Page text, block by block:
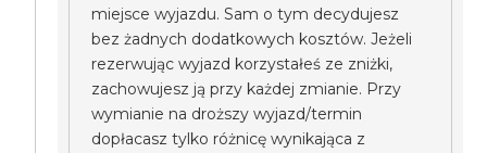
miejsce wyjazdu. Sam o tym decydujesz
bez żadnych dodatkowych kosztów. Jeżeli
rezerwując wyjazd korzystałeś ze zniżki,
zachowujesz ją przy każdej zmianie. Przy
wymianie na droższy wyjazd/termin
dopłacasz tylko różnicę wynikająca z